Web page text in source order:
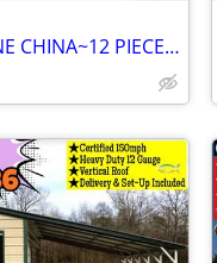
MIKASA AMHERST 5874 FINE CHINA~12 PIECE SETTING